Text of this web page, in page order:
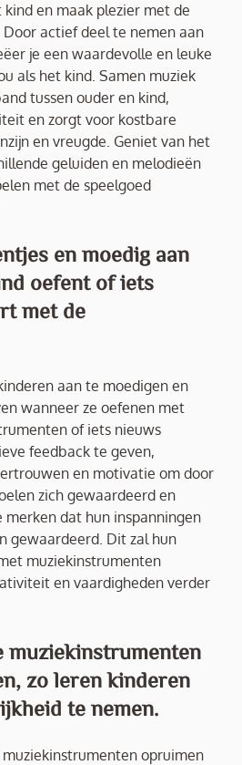
en maak plezier met de
actief deel te nemen aan
je een waardevolle en leuke
als het kind. Samen muziek
tussen ouder en kind,
en zorgt voor kostbare
en vreugde. Geniet van het
geluiden en melodieën
met de speelgoed
en moedig aan
oefent of iets
met de
aan te moedigen en
wanneer ze oefenen met
of iets nieuws
feedback te geven,
en motivatie om door
zich gewaardeerd en
merken dat hun inspanningen
gewaardeerd. Dit zal hun
muziekinstrumenten
en vaardigheden verder
muziekinstrumenten
zo leren kinderen
te nemen.
opruimen